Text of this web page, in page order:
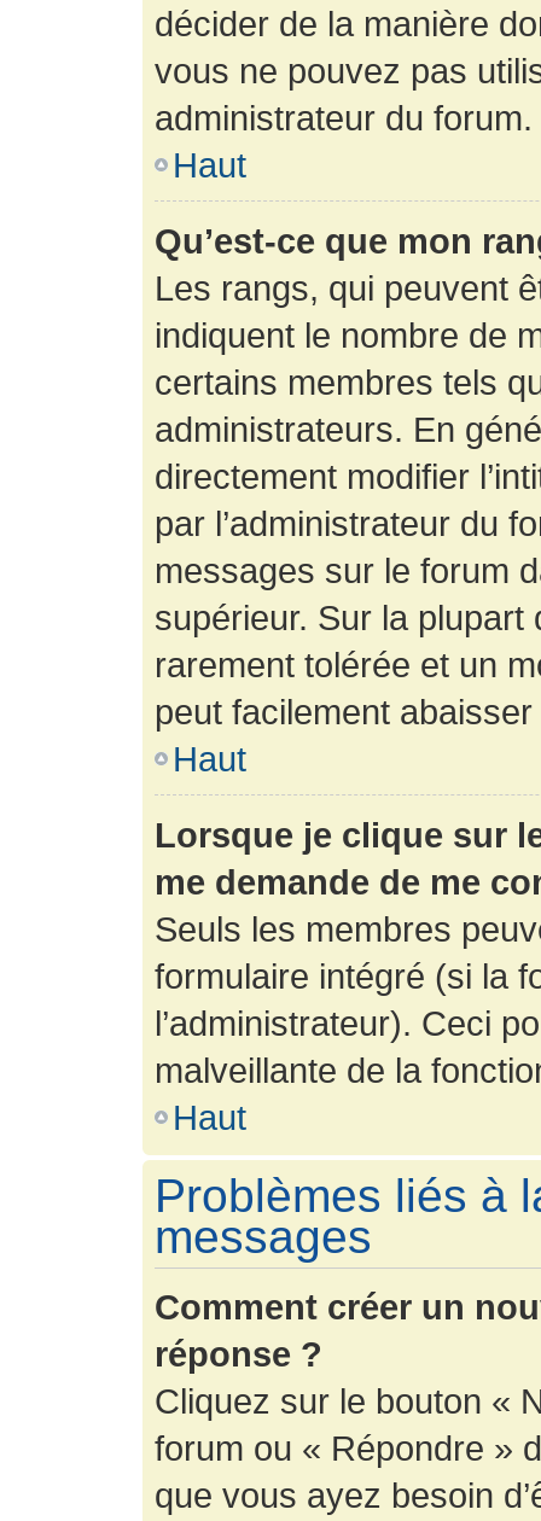
décider de la manière
vous ne pouvez pas
administrateur du forum.
Haut
Qu’est-ce que mon
Les rangs, qui peuvent
indiquent le nombre de
certains membres tels
administrateurs. En
directement modifier
par l’administrateur du
messages sur le forum
supérieur. Sur la
rarement tolérée et un
peut facilement
Haut
Lorsque je clique sur
me demande de me
Seuls les membres
formulaire intégré (si la
l’administrateur). Ceci
malveillante de la
Haut
Problèmes liés à
messages
Comment créer un
réponse ?
Cliquez sur le bouton «
forum ou « Répondre »
que vous ayez besoin